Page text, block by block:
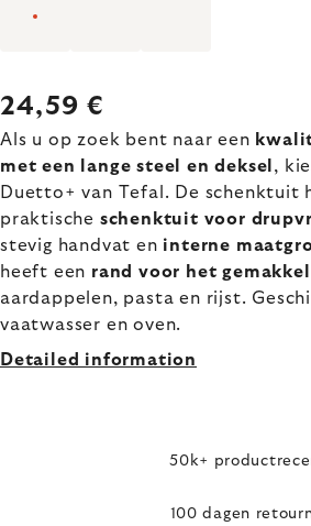
24,59 €
Als u op zoek bent naar een
met een lange steel en deksel ,
Duetto+ van Tefal. De schenktuit
praktische schenktuit voor
stevig handvat en interne
heeft een rand voor het
aardappelen, pasta en rijst.
vaatwasser en oven.
Detailed information
50k+
100 dagen